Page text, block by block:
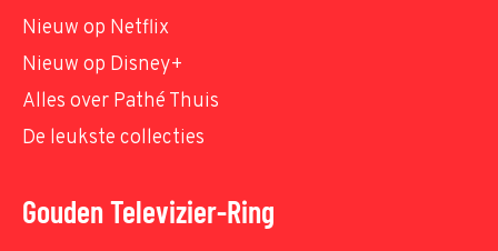
Nieuw op Netflix
Nieuw op Disney+
Alles over Pathé Thuis
De leukste collecties
Gouden Televizier-Ring